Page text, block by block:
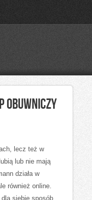
OBUWNICZY
lecz też w
lub nie mają
działa w
również online.
siebie sposób